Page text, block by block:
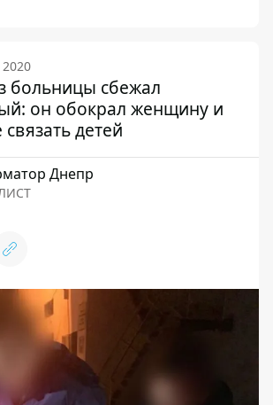
больницы сбежал
он обокрал женщину и
связать детей
Днепр